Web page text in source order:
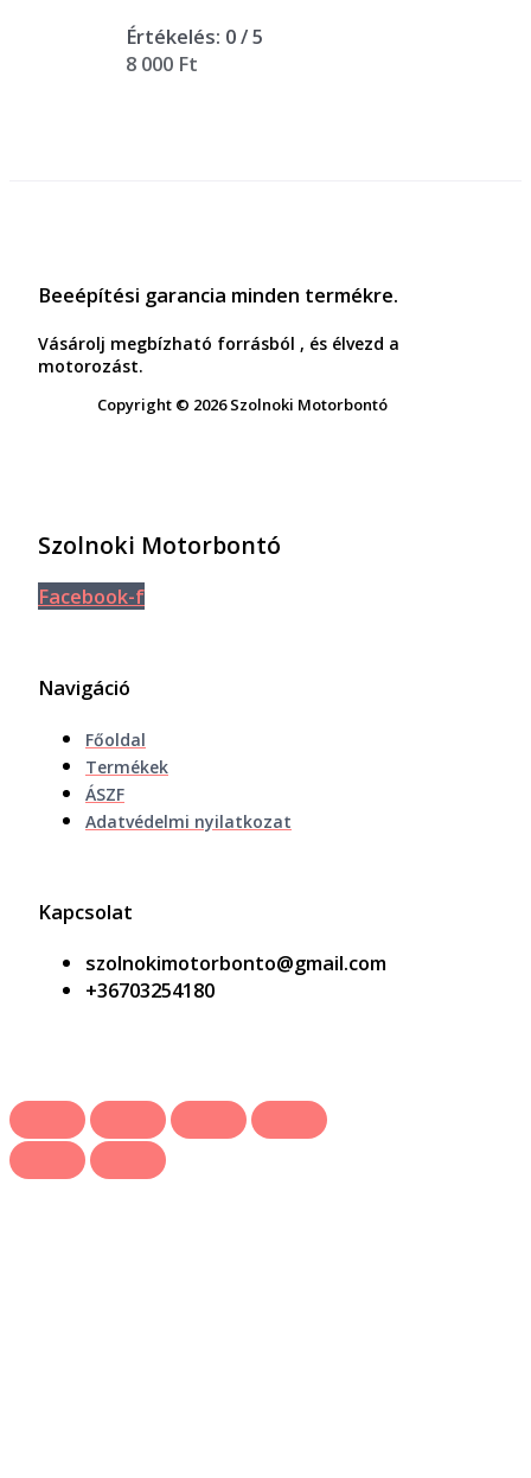
Értékelés: 0/ 5
8 000 Ft
Beeépítési garancia minden termékre.
Vásárolj megbízható forrásból , és élvezd a
motorozást.
Copyright © 2026 Szolnoki Motorbontó
Szolnoki Motorbontó
Facebook-f
Navigáció
Főoldal
Termékek
ÁSZF
Adatvédelmi nyilatkozat
Kapcsolat
szolnokimotorbonto@gmail.com
+36703254180